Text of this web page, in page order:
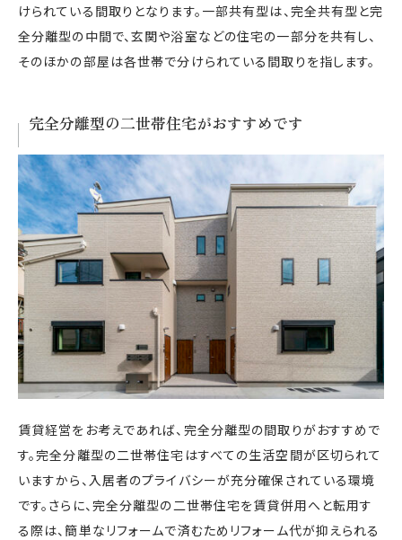
けられている間取りとなります。一部共有型は、完全共有型と完
全分離型の中間で、玄関や浴室などの住宅の一部分を共有し、
そのほかの部屋は各世帯で分けられている間取りを指します。
完全分離型の二世帯住宅がおすすめです
賃貸経営をお考えであれば、完全分離型の間取りがおすすめで
す。完全分離型の二世帯住宅はすべての生活空間が区切られて
いますから、入居者のプライバシーが充分確保されている環境
です。さらに、完全分離型の二世帯住宅を賃貸併用へと転用す
る際は、簡単なリフォームで済むためリフォーム代が抑えられる